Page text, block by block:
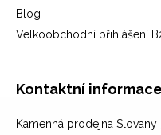
Blog
Velkoobchodní přihlášení
Kontaktní informace
Kamenná prodejna